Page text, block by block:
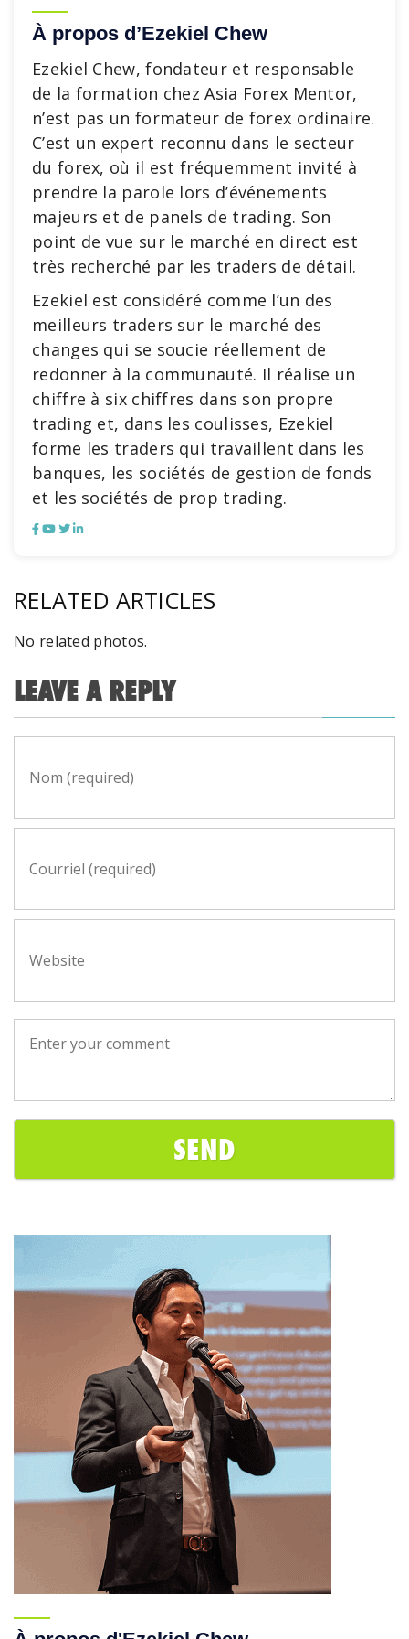
À propos d’Ezekiel Chew
Ezekiel Chew, fondateur et responsable
de la formation chez Asia Forex Mentor,
n’est pas un formateur de forex ordinaire.
C’est un expert reconnu dans le secteur
du forex, où il est fréquemment invité à
prendre la parole lors d’événements
majeurs et de panels de trading. Son
point de vue sur le marché en direct est
très recherché par les traders de détail.
Ezekiel est considéré comme l’un des
meilleurs traders sur le marché des
changes qui se soucie réellement de
redonner à la communauté. Il réalise un
chiffre à six chiffres dans son propre
trading et, dans les coulisses, Ezekiel
forme les traders qui travaillent dans les
banques, les sociétés de gestion de fonds
et les sociétés de prop trading.
RELATED ARTICLES
No related photos.
LEAVE A REPLY